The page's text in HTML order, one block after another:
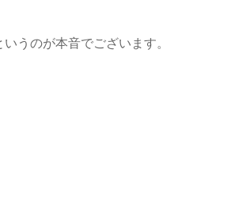
うのが本音でございます。